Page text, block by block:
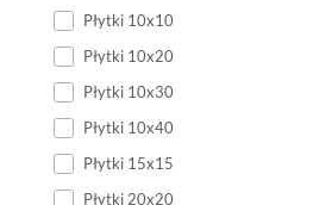
Płytki 10x10
Płytki 10x20
Płytki 10x30
Płytki 10x40
Płytki 15x15
Płytki 20x20